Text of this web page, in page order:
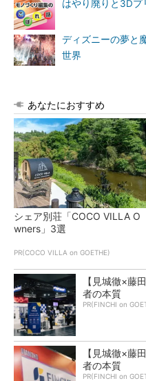
はやり廃りと3Dプ
ディズニーの夢と
世界
あなたにおすすめ
シェア別荘「COCO VILLA O
wners」3選
PR(COCO VILLA on GOETHE)
【見城徹×藤
者の本質
PR(FINCHI on
【見城徹×藤
者の本質
PR(FINCHI on